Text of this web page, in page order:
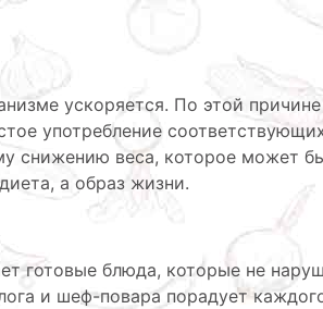
ускоряется. По этой
употребление
снижению веса, которое может
а образ жизни.
готовые блюда, которые не
и шеф-повара порадует